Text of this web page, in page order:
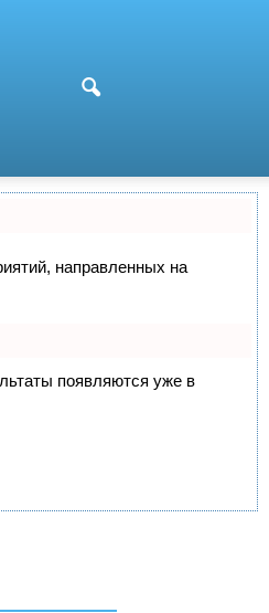
направленных на
появляются уже в